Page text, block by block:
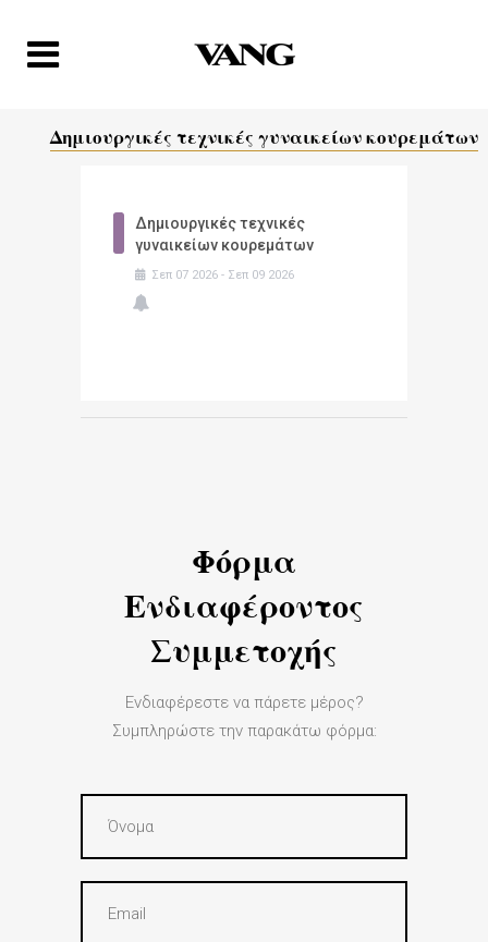
Δημιουργικές τεχνικές γυναικείων κουρεμάτων
Δημιουργικές τεχνικές
γυναικείων κουρεμάτων
Σεπ 07 2026 - Σεπ 09 2026
Φόρμα
Ενδιαφέροντος
Συμμετοχής
Ενδιαφέρεστε να πάρετε μέρος?
Συμπληρώστε την παρακάτω φόρμα: